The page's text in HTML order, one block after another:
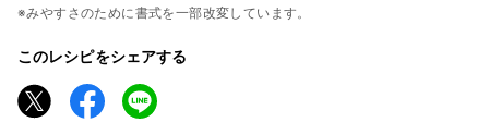
※みやすさのために書式を一部改変しています。
このレシピをシェアする